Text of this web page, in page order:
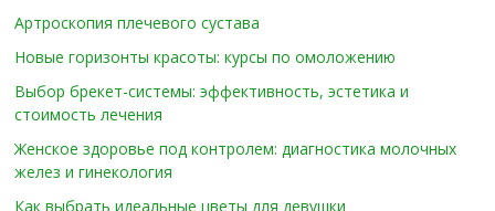
Артроскопия плечевого сустава
Новые горизонты красоты: курсы по омоложению
Выбор брекет-системы: эффективность, эстетика и
стоимость лечения
Женское здоровье под контролем: диагностика молочных
желез и гинекология
Как выбрать идеальные цветы для девушки